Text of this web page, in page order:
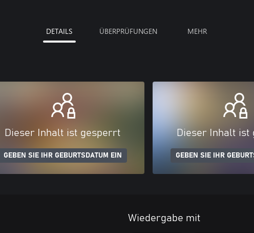
DETAILS ÜBERPRÜFUNGEN MEHR
Dieser Inhalt ist gesperrt
GEBEN SIE IHR GEBURTSDATUM EIN
Dieser Inhalt ist
GEBEN SIE IHR
Wiedergabe mit